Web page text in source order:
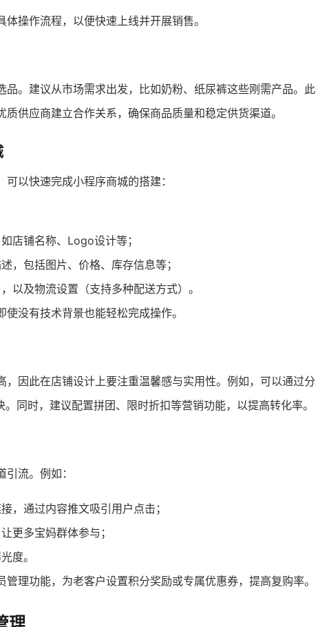
操作流程，以便快速上线并开展销售。
品。建议从市场需求出发，比如奶粉、纸尿裤这些刚需产品。
供应商建立合作关系，确保商品质量和稳定供货渠道。
以快速完成小程序商城的搭建：
店铺名称、Logo设计等；
，包括图片、价格、库存信息等；
以及物流设置（支持多种配送方式）。
没有技术背景也能轻松完成操作。
，因此在店铺设计上要注重温馨感与实用性。例如，可以通过
。同时，建议配置拼团、限时折扣等营销功能，以提高转化率。
流。例如：
，通过内容推文吸引用户点击；
更多宝妈群体参与；
度。
理功能，为老客户设置积分奖励或专属优惠券，提高复购率。